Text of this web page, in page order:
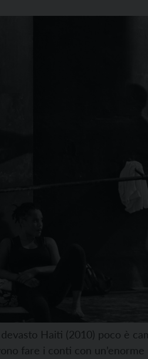
Haiti (2010) poco è
fare i conti con un’enorme